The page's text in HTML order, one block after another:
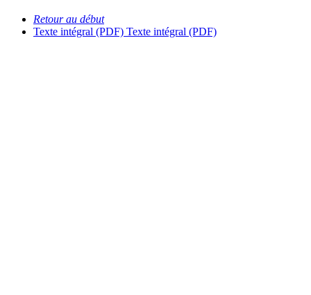
Retour au début
Texte intégral (PDF) Texte intégral (PDF)